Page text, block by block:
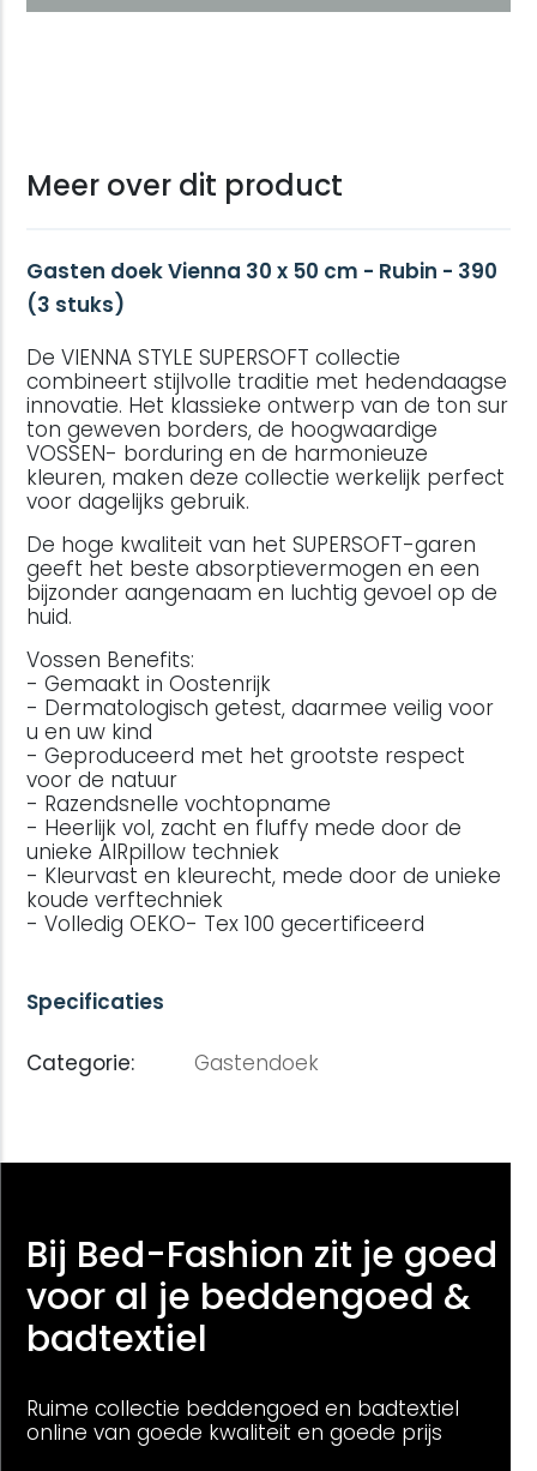
Meer over dit product
Gasten doek Vienna 30 x 50 cm - Rubin - 390
(3 stuks)
De VIENNA STYLE SUPERSOFT collectie
combineert stijlvolle traditie met hedendaagse
innovatie. Het klassieke ontwerp van de ton sur
ton geweven borders, de hoogwaardige
VOSSEN- borduring en de harmonieuze
kleuren, maken deze collectie werkelijk perfect
voor dagelijks gebruik.
De hoge kwaliteit van het SUPERSOFT-garen
geeft het beste absorptievermogen en een
bijzonder aangenaam en luchtig gevoel op de
huid.
Vossen Benefits:
- Gemaakt in Oostenrijk
- Dermatologisch getest, daarmee veilig voor
u en uw kind
- Geproduceerd met het grootste respect
voor de natuur
- Razendsnelle vochtopname
- Heerlijk vol, zacht en fluffy mede door de
unieke AIRpillow techniek
- Kleurvast en kleurecht, mede door de unieke
koude verftechniek
- Volledig OEKO- Tex 100 gecertificeerd
Specificaties
Categorie: Gastendoek
Bij Bed-Fashion zit je goed
voor al je beddengoed &
badtextiel
Ruime collectie beddengoed en badtextiel
online van goede kwaliteit en goede prijs